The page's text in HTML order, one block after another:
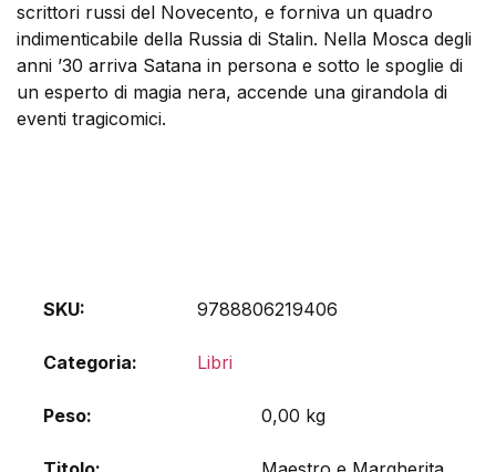
scrittori russi del Novecento, e forniva un quadro
indimenticabile della Russia di Stalin. Nella Mosca degli
anni ’30 arriva Satana in persona e sotto le spoglie di
un esperto di magia nera, accende una girandola di
eventi tragicomici.
SKU: 9788806219406
Categoria: Libri
Peso 0,00 kg